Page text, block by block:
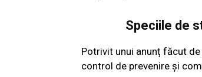
Speciile de
Potrivit unui anunț făcut
control de prevenire și